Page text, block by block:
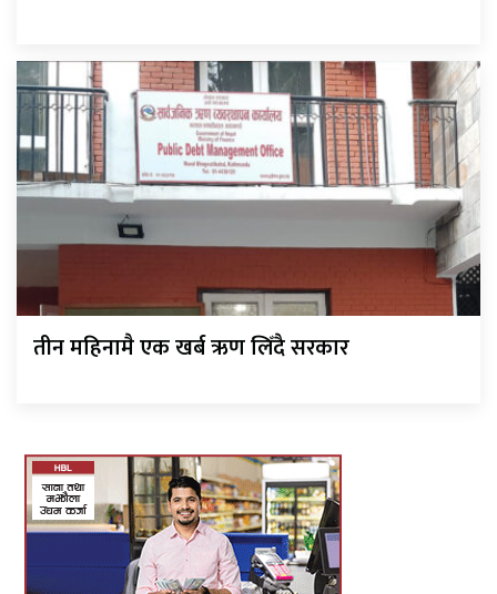
तीन महिनामै एक खर्ब ऋण लिँदै सरकार